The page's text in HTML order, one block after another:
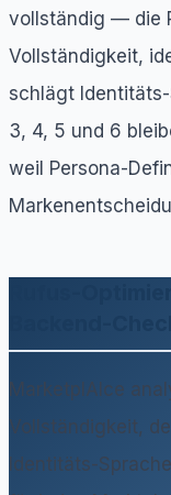
vollständig — die
Vollständigkeit,
schlägt
3, 4, 5 und 6
weil Persona-
Rufus-
MarketplAIce
Vollständigkeit,
Identitäts-